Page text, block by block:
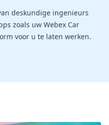
deskundige ingenieurs
zoals uw Webex Car
voor u te laten werken.